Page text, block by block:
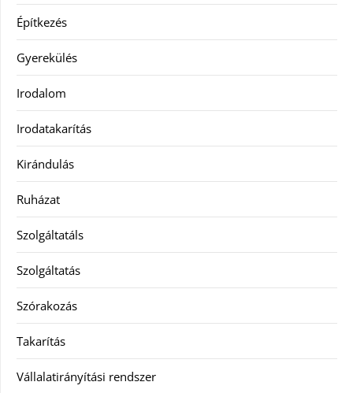
Építkezés
Gyerekülés
Irodalom
Irodatakarítás
Kirándulás
Ruházat
Szolgáltatáls
Szolgáltatás
Szórakozás
Takarítás
Vállalatirányítási rendszer